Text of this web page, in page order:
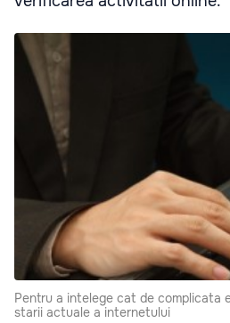
Pentru a intelege cat de complicata
starii actuale a internetului